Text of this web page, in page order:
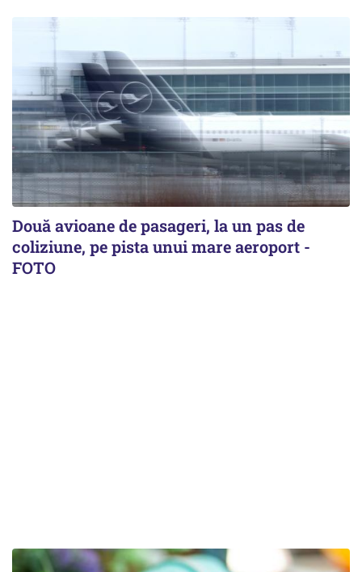
Două avioane de pasageri, la un pas de
coliziune, pe pista unui mare aeroport -
FOTO